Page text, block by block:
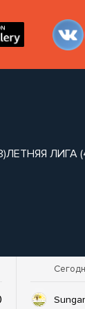
ЛЕТНЯЯ ЛИГА